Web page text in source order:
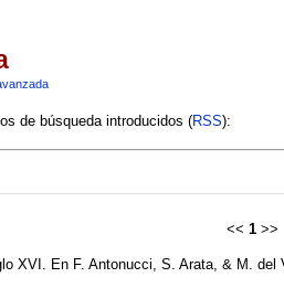
de búsqueda introducidos (RSS):
<< 1>>
XVI. En F. Antonucci, S. Arata, & M. del